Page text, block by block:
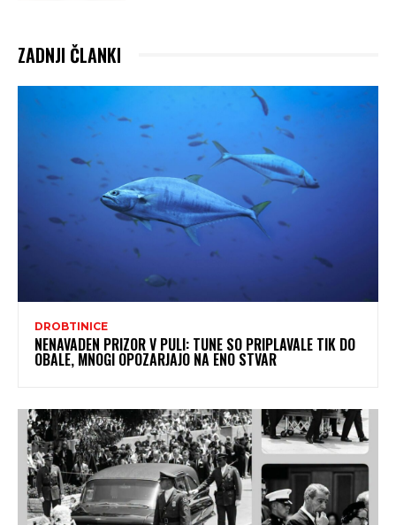
ZADNJI ČLANKI
DROBTINICE
NENAVADEN PRIZOR V PULI: TUNE SO PRIPLAVALE TIK DO
OBALE, MNOGI OPOZARJAJO NA ENO STVAR